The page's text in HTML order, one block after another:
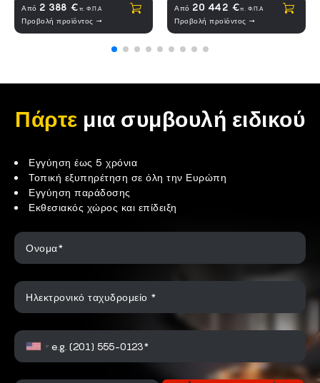
Από 2 388 € π. Φ.Π.Α
Προβολή προϊόντος →
Αγορά Από 20 442 €π. Φ.Π.Α
Προβολή προϊόντος →
Αγορά
Πάρτε μια συμβουλή ειδικού
Εγγύηση έως 5 χρόνια
Τοπική εξυπηρέτηση σε όλη την Ευρώπη
Εγγύηση παράδοσης
Εκθεσιακός χώρος και επίδειξη
Ονομα*
Ηλεκτρονικό ταχυδρομείο *